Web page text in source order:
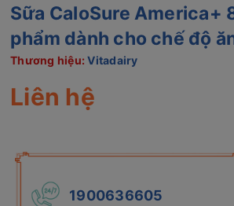
Sữa CaloSure America+
phẩm dành cho chế độ
Thương hiệu:Vitadairy
Liên hệ
1900636605